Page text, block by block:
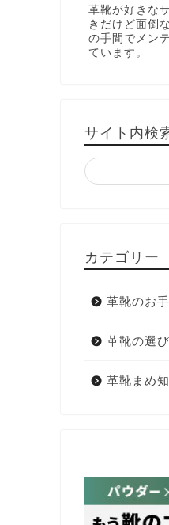
革靴が好きな
きだけど面倒
の手間でメン
ています。
サイト内検
カテゴリー
革靴のお
革靴の選
革靴まめ